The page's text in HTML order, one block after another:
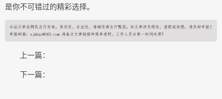
是你不可错过的精彩选择。
上一篇：
下一篇：